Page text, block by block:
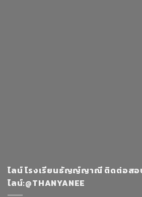
ไลน์ โรงเรียนธัญญ์ญาณี ติดต่อสอ
ไลน์:@THANYANEE